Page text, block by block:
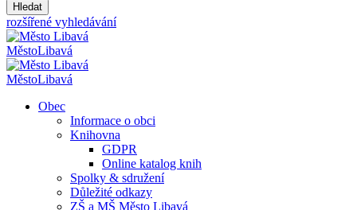
Hledat
rozšířené vyhledávání
MěstoLibavá
MěstoLibavá
Obec
Informace o obci
Knihovna
GDPR
Online katalog knih
Spolky & sdružení
Důležité odkazy
ZŠ a MŠ Město Libavá